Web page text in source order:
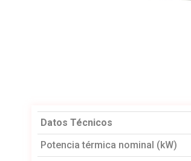
Datos Técnicos
Potencia térmica nominal (kW)